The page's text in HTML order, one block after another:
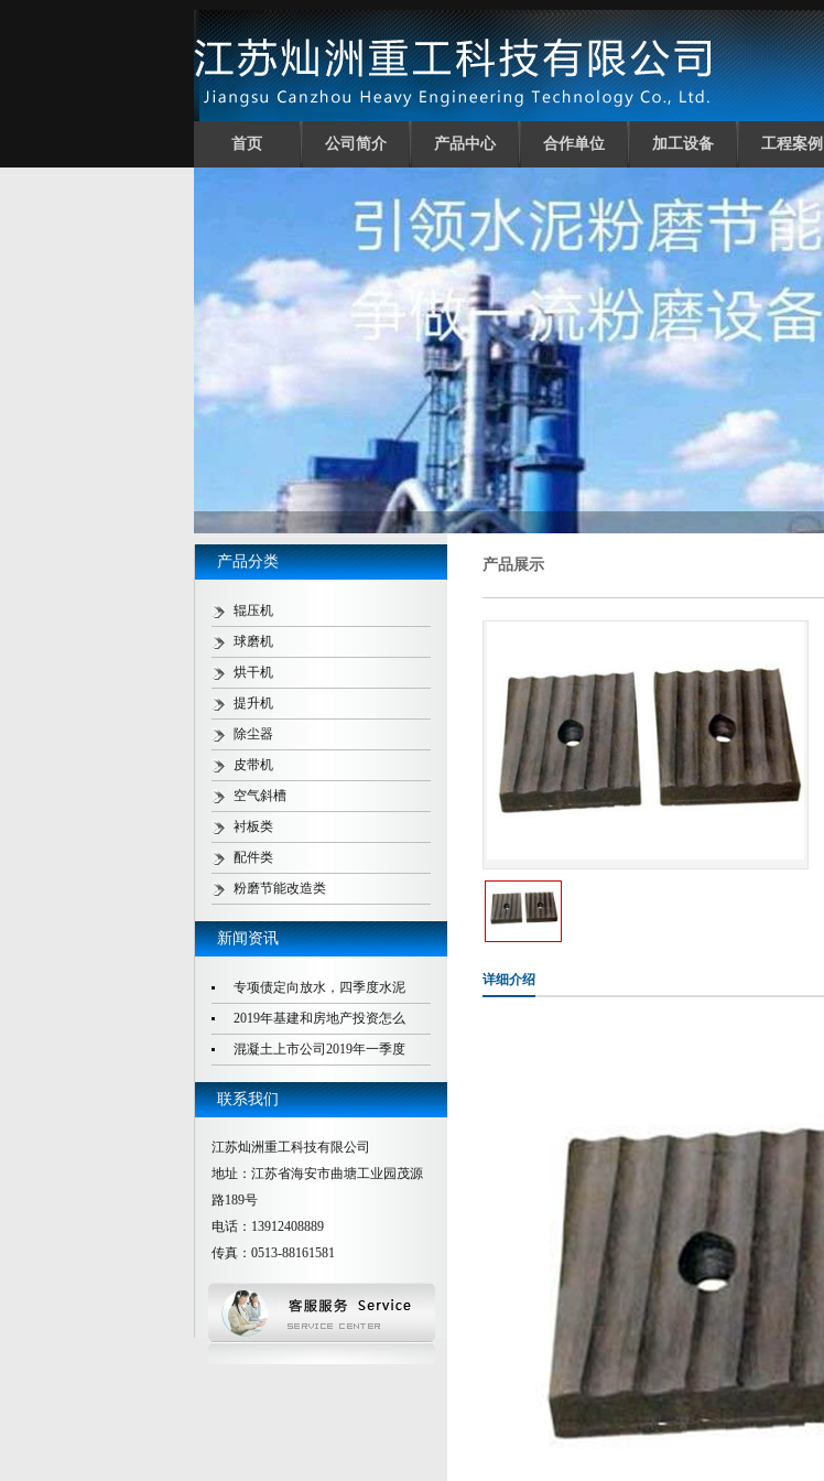
首页 公司简介 产品中心 合作单位 加工设备 工程案例
产品分类
辊压机
球磨机
烘干机
提升机
除尘器
皮带机
空气斜槽
衬板类
配件类
粉磨节能改造类
新闻资讯
专项债定向放水，四季度水泥
2019年基建和房地产投资怎么
混凝土上市公司2019年一季度
联系我们
江苏灿洲重工科技有限公司
地址：江苏省海安市曲塘工业园茂源
路189号
电话：13912408889
传真：0513-88161581
产品展示
详细介绍